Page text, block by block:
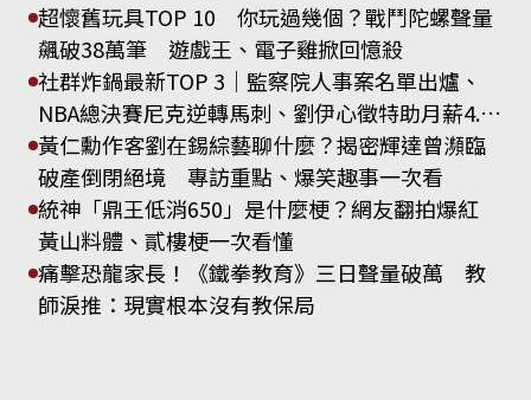
超懷舊玩具TOP 10 你玩過幾個？戰鬥陀螺聲量
飆破38萬筆 遊戲王、電子雞掀回憶殺
社群炸鍋最新TOP 3｜監察院人事案名單出爐、
NBA總決賽尼克逆轉馬刺、劉伊心徵特助月薪4.5
萬惹議
黃仁勳作客劉在錫綜藝聊什麼？揭密輝達曾瀕臨
破產倒閉絕境 專訪重點、爆笑趣事一次看
統神「鼎王低消650」是什麼梗？網友翻拍爆紅
黃山料體、貳樓梗一次看懂
痛擊恐龍家長！《鐵拳教育》三日聲量破萬 教
師淚推：現實根本沒有教保局